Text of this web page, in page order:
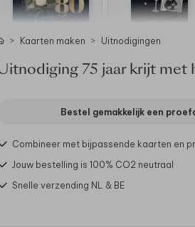
Kaarten maken Uitnodigingen
75 jaar krijt met
Bestel gemakkelijk een
Combineer met bijpassende kaarten en
Jouw bestelling is 100% CO2 neutraal
Snelle verzending NL & BE